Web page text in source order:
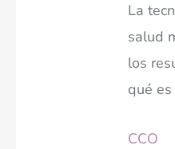
La
salud
los
qué
CCO